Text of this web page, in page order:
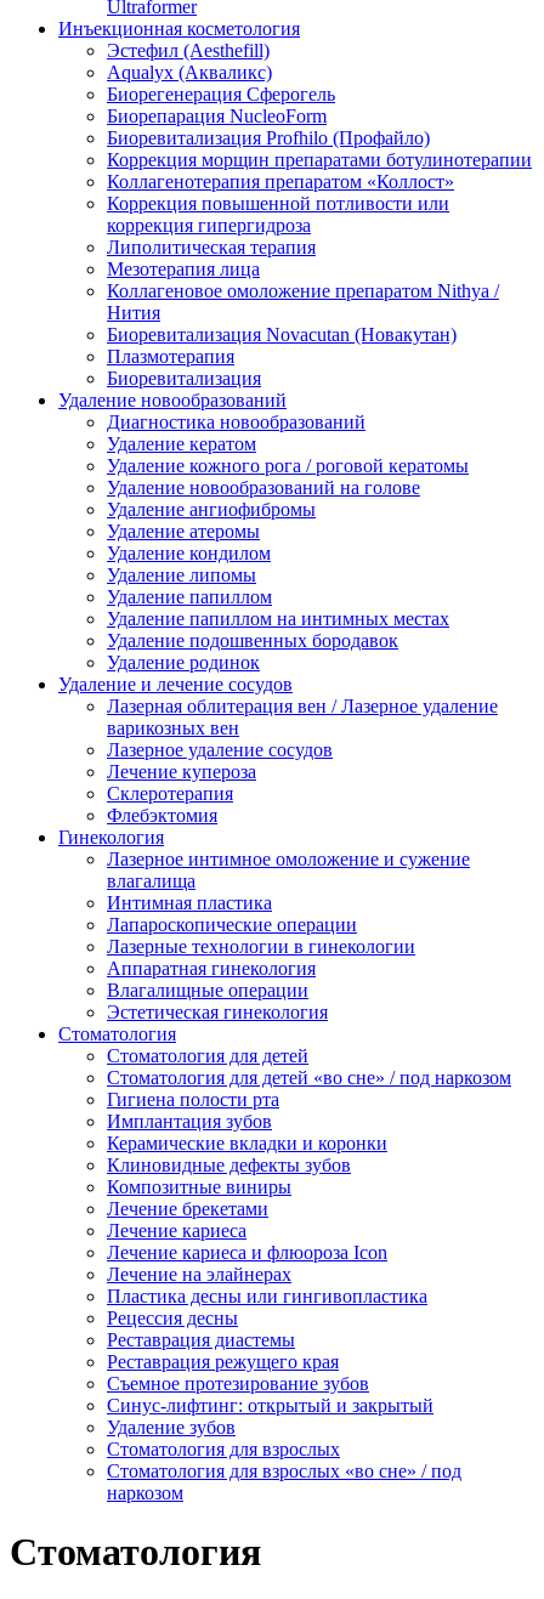
Ultraformer
Инъекционная косметология
Эстефил (Aesthefill)
Aqualyx (Акваликс)
Биорегенерация Сферогель
Биорепарация NucleoForm
Биоревитализация Profhilo (Профайло)
Коррекция морщин препаратами ботулинотерапии
Коллагенотерапия препаратом «Коллост»
Коррекция повышенной потливости или
коррекция гипергидроза
Липолитическая терапия
Мезотерапия лица
Коллагеновое омоложение препаратом Nithya /
Нития
Биоревитализация Novacutan (Новакутан)
Плазмотерапия
Биоревитализация
Удаление новообразований
Диагностика новообразований
Удаление кератом
Удаление кожного рога / роговой кератомы
Удаление новообразований на голове
Удаление ангиофибромы
Удаление атеромы
Удаление кондилом
Удаление липомы
Удаление папиллом
Удаление папиллом на интимных местах
Удаление подошвенных бородавок
Удаление родинок
Удаление и лечение сосудов
Лазерная облитерация вен / Лазерное удаление
варикозных вен
Лазерное удаление сосудов
Лечение купероза
Склеротерапия
Флебэктомия
Гинекология
Лазерное интимное омоложение и сужение
влагалища
Интимная пластика
Лапароскопические операции
Лазерные технологии в гинекологии
Аппаратная гинекология
Влагалищные операции
Эстетическая гинекология
Стоматология
Стоматология для детей
Стоматология для детей «во сне» / под наркозом
Гигиена полости рта
Имплантация зубов
Керамические вкладки и коронки
Клиновидные дефекты зубов
Композитные виниры
Лечение брекетами
Лечение кариеса
Лечение кариеса и флюороза Icon
Лечение на элайнерах
Пластика десны или гингивопластика
Рецессия десны
Реставрация диастемы
Реставрация режущего края
Съемное протезирование зубов
Синус-лифтинг: открытый и закрытый
Удаление зубов
Стоматология для взрослых
Стоматология для взрослых «во сне» / под
наркозом
Стоматология